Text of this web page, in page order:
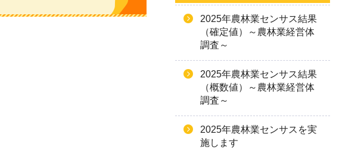
2025年農林業センサス結果
（確定値）～農林業経営体
調査～
2025年農林業センサス結果
（概数値）～農林業経営体
調査～
2025年農林業センサスを実
施します